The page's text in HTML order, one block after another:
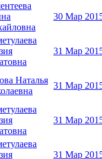
30 Мар
31 Мар
Наталья
31 Мар
31 Мар
31 Мар